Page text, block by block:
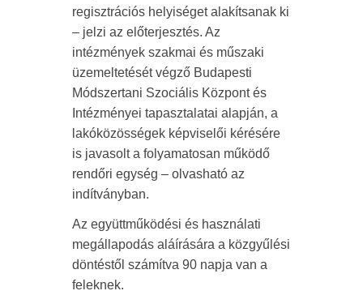
regisztrációs helyiséget alakítsanak ki
– jelzi az előterjesztés. Az
intézmények szakmai és műszaki
üzemeltetését végző Budapesti
Módszertani Szociális Központ és
Intézményei tapasztalatai alapján, a
lakóközösségek képviselői kérésére
is javasolt a folyamatosan működő
rendőri egység – olvasható az
indítványban.
Az együttműködési és használati
megállapodás aláírására a közgyűlési
döntéstől számítva 90 napja van a
feleknek.